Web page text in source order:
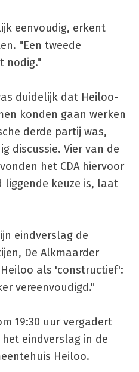
eenvoudig, erkent
"Een tweede
nodig."
duidelijk dat Heiloo-
konden gaan werken
derde partij was,
discussie. Vier van de
het CDA hiervoor
liggende keuze is, laat
eindverslag de
De Alkmaarder
als 'constructief':
vereenvoudigd."
19:30 uur vergadert
eindverslag in de
Heiloo.